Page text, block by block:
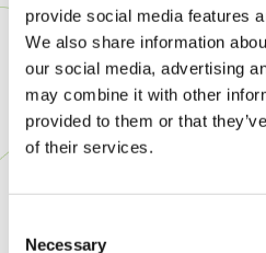
provide social media features
We also share information
our social media, advertising
may combine it with other
provided to them or that
of their services.
Selection
Necessary
Bouwteams
Inmiddels heeft Krinkels
minder geld kosten en meer
een maatschappelijke kosten-
kun je bijvoorbeeld
levert in termen van